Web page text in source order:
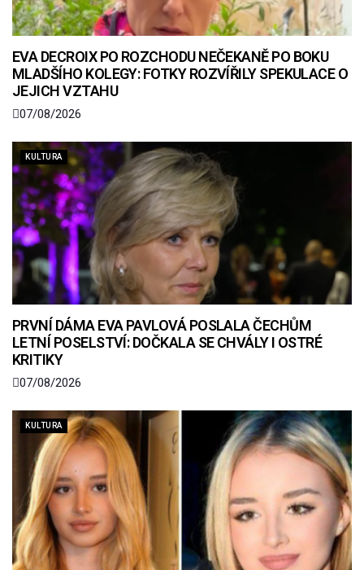
EVA DECROIX PO ROZCHODU NEČEKANĚ PO BOKU
MLADŠÍHO KOLEGY: FOTKY ROZVÍŘILY SPEKULACE O
JEJICH VZTAHU
07/08/2026
KULTURA
PRVNÍ DÁMA EVA PAVLOVÁ POSLALA ČECHŮM
LETNÍ POSELSTVÍ: DOČKALA SE CHVÁLY I OSTRÉ
KRITIKY
07/08/2026
KULTURA